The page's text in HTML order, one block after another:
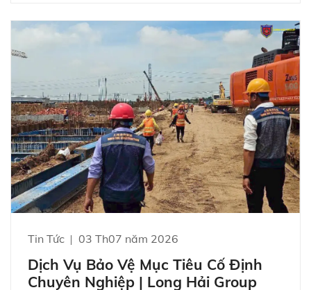
thầu.
Tin Tức 03 Th07 năm 2026
Dịch Vụ Bảo Vệ Mục Tiêu Cố Định
Chuyên Nghiệp | Long Hải Group